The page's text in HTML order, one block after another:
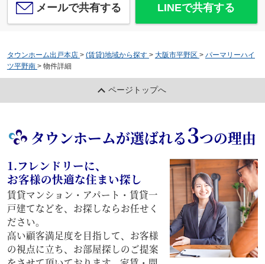
メールで共有する LINEで共有する
タウンホーム出戸本店 > (賃貸)地域から探す > 大阪市平野区 > パーマリーハイ
ツ平野南 > 物件詳細
ページトップへ
タウンホームが選ばれる3つの理由
1.フレンドリーに、
お客様の快適な住まい探し
賃貸マンション・アパート・賃貸一
戸建てなどを、お探しならお任せく
ださい。
高い顧客満足度を目指して、お客様
の視点に立ち、お部屋探しのご提案